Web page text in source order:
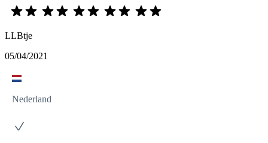
LLBtje
05/04/2021
Nederland